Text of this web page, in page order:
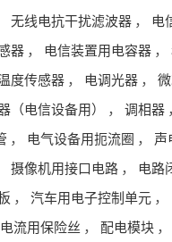
无线电抗干扰滤波器 ，
电
器 ， 电信装置用电容器 ，
度传感器 ， 电调光器 ，
（电信设备用） ， 调相器
， 电气设备用扼流圈 ， 声
摄像机用接口电路 ， 电路
， 汽车用电子控制单元 ，
电流用保险丝 ， 配电模块 ，